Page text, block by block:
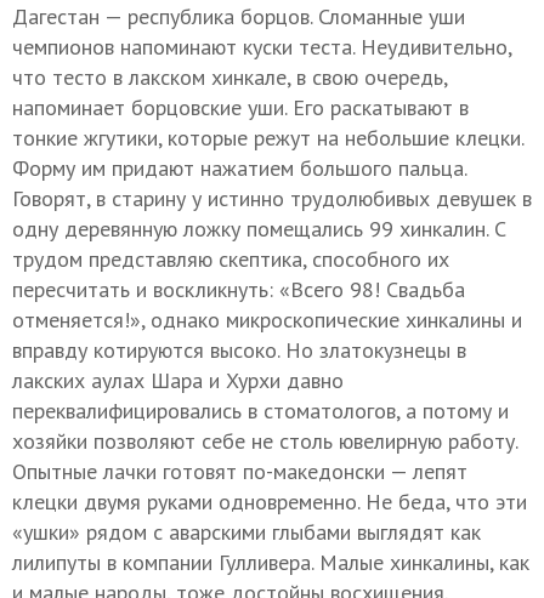
Дагестан — республика борцов. Сломанные уши
чемпионов напоминают куски теста. Неудивительно,
что тесто в лакском хинкале, в свою очередь,
напоминает борцовские уши. Его раскатывают в
тонкие жгутики, которые режут на небольшие клецки.
Форму им придают нажатием большого пальца.
Говорят, в старину у истинно трудолюбивых девушек в
одну деревянную ложку помещались 99 хинкалин. С
трудом представляю скептика, способного их
пересчитать и воскликнуть: «Всего 98! Свадьба
отменяется!», однако микроскопические хинкалины и
вправду котируются высоко. Но златокузнецы в
лакских аулах Шара и Хурхи давно
переквалифицировались в стоматологов, а потому и
хозяйки позволяют себе не столь ювелирную работу.
Опытные лачки готовят по-македонски — лепят
клецки двумя руками одновременно. Не беда, что эти
«ушки» рядом с аварскими глыбами выглядят как
лилипуты в компании Гулливера. Малые хинкалины, как
и малые народы, тоже достойны восхищения.